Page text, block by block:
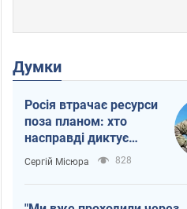
Думки
Росія втрачає ресурси
поза планом: хто
насправді диктує
темп війни
Сергій Місюра 828